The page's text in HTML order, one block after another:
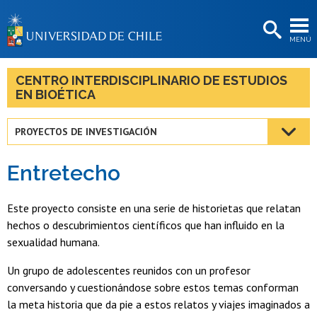
MENÚ
BIBLIOTECAS
LA UNIVERSIDAD
Estudiantes
CENTRO INTERDISCIPLINARIO DE ESTUDIOS
EN BIOÉTICA
PROYECTOS DE INVESTIGACIÓN
Entretecho
Este proyecto consiste en una serie de historietas que relatan
hechos o descubrimientos científicos que han influido en la
sexualidad humana.
Un grupo de adolescentes reunidos con un profesor
conversando y cuestionándose sobre estos temas conforman
la meta historia que da pie a estos relatos y viajes imaginados a